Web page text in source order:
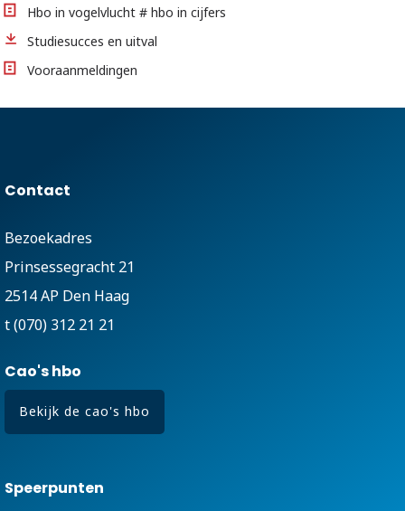
Hbo in vogelvlucht # hbo in cijfers
Studiesucces en uitval
Vooraanmeldingen
Contact
Bezoekadres
Prinsessegracht 21
2514 AP Den Haag
t (070) 312 21 21
Cao's hbo
Bekijk de cao's hbo
Speerpunten